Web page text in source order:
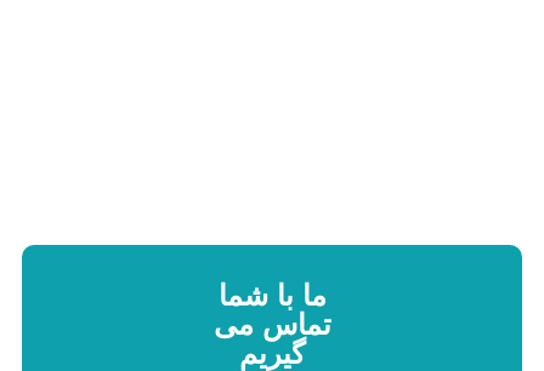
ما با شما
تماس می
گیریم